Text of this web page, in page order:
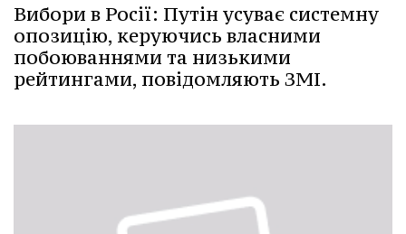
Вибори в Росії: Путін усуває системну
опозицію, керуючись власними
побоюваннями та низькими
рейтингами, повідомляють ЗМІ.